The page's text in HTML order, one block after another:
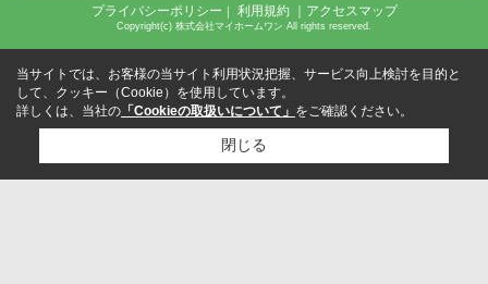
プライバシーポリシー ｜ 利用規約 ｜アクセスマップ
Copyright(c) 株式会社マイホームワン All rights reserved.
当サイトでは、お客様の当サイト利用状況把握、サービス向上検討を目的と
して、クッキー（Cookie）を使用しています。
詳しくは、当社の 「Cookieの取扱いについて」 をご確認ください。
閉じる